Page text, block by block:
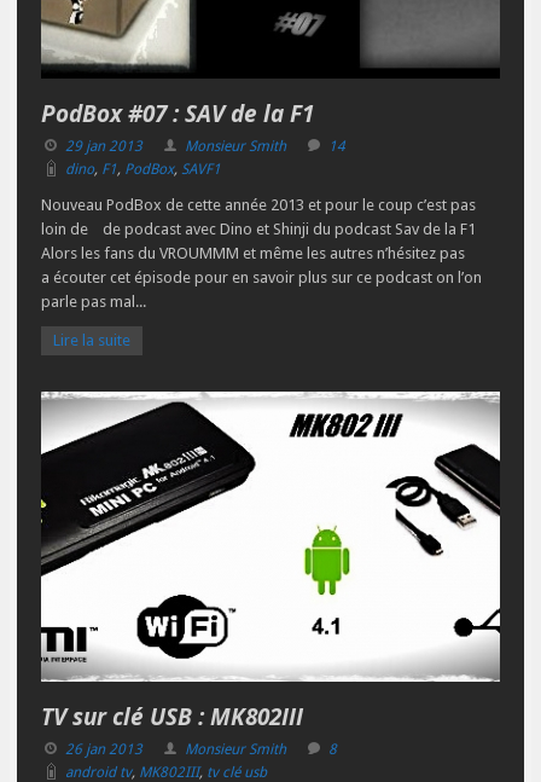
PodBox #07 : SAV de la F1
29 jan 2013 Monsieur Smith
14
dino, F1, PodBox, SAVF1
Nouveau PodBox de cette année 2013 et pour le coup c’est pas
loin de de podcast avec Dino et Shinji du podcast Sav de la F1
Alors les fans du VROUMMM et même les autres n’hésitez pas
a écouter cet épisode pour en savoir plus sur ce podcast on l’on
parle pas mal...
Lire la suite
TV sur clé USB : MK802III
26 jan 2013 Monsieur Smith
8
android tv, MK802III, tv clé usb